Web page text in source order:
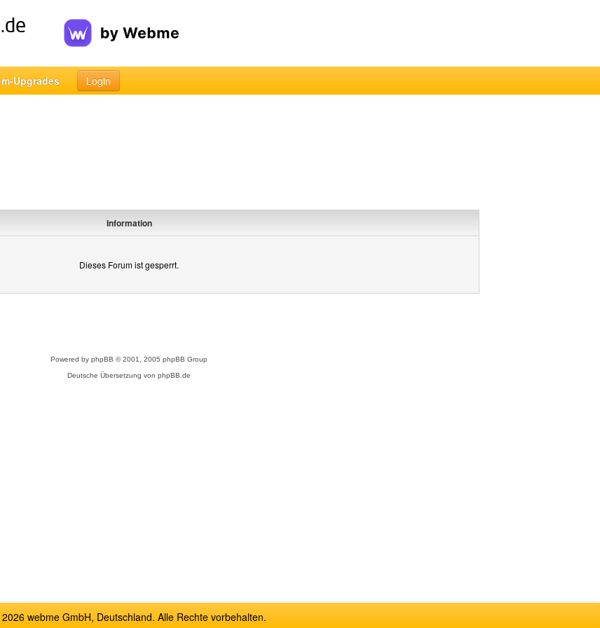
Upgrades Login
Information
Dieses Forum ist gesperrt.
Powered by phpBB © 2001, 2005 phpBB Group
Deutsche Übersetzung von phpBB.de
webme GmbH, Deutschland. Alle Rechte vorbehalten.